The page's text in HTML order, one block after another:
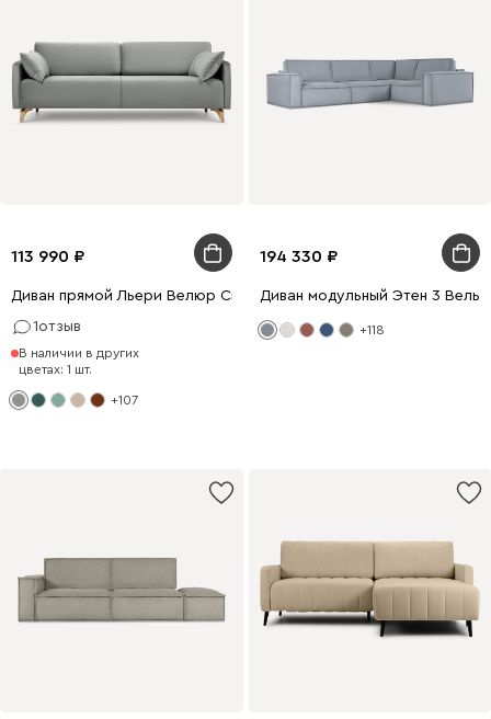
113 990
Диван прямой Льери Велюр Светло-серый
1отзыв
В наличии в других
цветах: 1 шт.
+107
194 330
Диван модульный Этен 3
+118